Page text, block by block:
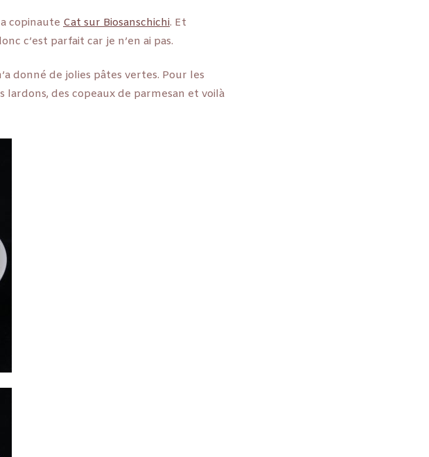
copinaute Cat sur Biosanschichi. Et
c’est parfait car je n’en ai pas.
donné de jolies pâtes vertes. Pour les
lardons, des copeaux de parmesan et voilà